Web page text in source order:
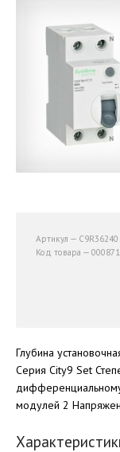
Глубина
Серия City9 Set
модулей 2
Артикул — C9R36240
Код товара —